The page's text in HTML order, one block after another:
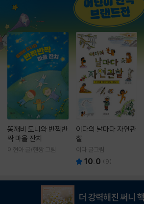
똥깨비 도니와 반짝반
짝 마을 잔치
이현아 글/핸짱 그림
이다의 날마다 자연관
찰
이다 글그림
10.0 (9)